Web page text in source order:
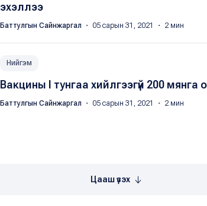
эхэллээ
Баттулгын Сайнжаргал ・ 05 сарын 31, 2021 ・ 2 мин
Нийгэм
Вакцины I тунгаа хийлгээгүй 200 мянга
Баттулгын Сайнжаргал ・ 05 сарын 31, 2021 ・ 2 мин
Цааш үзэх